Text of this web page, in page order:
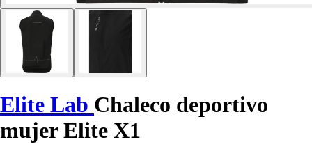
Elite Lab Chaleco deportivo
mujer Elite X1